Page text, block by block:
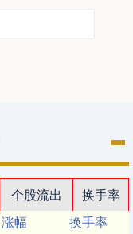
个股流出
换手率
涨幅
换手率